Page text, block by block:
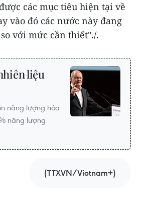
các mục tiêu hiện tại về
vào đó các nước này đang
với mức cần thiết"./.
liệu
năng lượng hóa
năng lượng
(TTXVN/Vietnam+)